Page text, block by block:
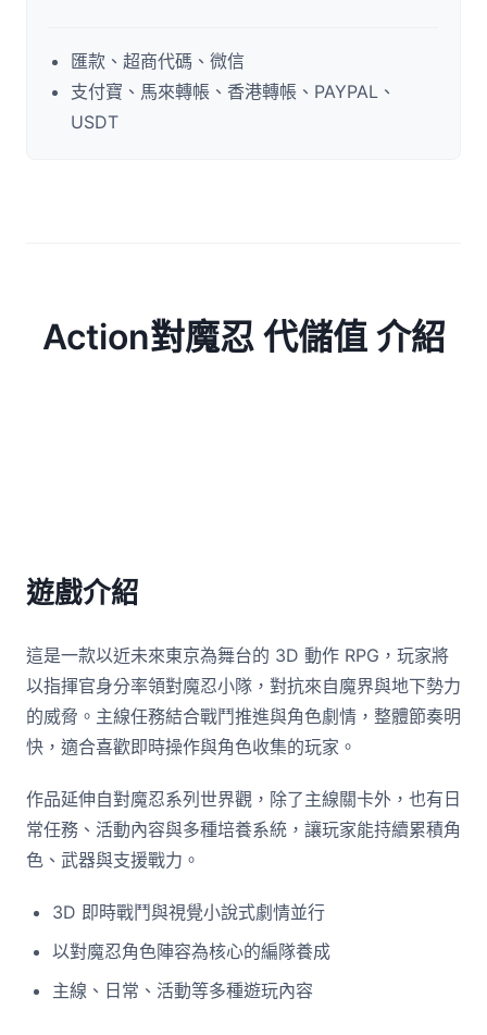
匯款、超商代碼、微信
支付寶、馬來轉帳、香港轉帳、PAYPAL、
USDT
Action對魔忍 代儲值 介紹
遊戲介紹
這是一款以近未來東京為舞台的 3D 動作 RPG，玩家將
以指揮官身分率領對魔忍小隊，對抗來自魔界與地下勢力
的威脅。主線任務結合戰鬥推進與角色劇情，整體節奏明
快，適合喜歡即時操作與角色收集的玩家。
作品延伸自對魔忍系列世界觀，除了主線關卡外，也有日
常任務、活動內容與多種培養系統，讓玩家能持續累積角
色、武器與支援戰力。
3D 即時戰鬥與視覺小說式劇情並行
以對魔忍角色陣容為核心的編隊養成
主線、日常、活動等多種遊玩內容